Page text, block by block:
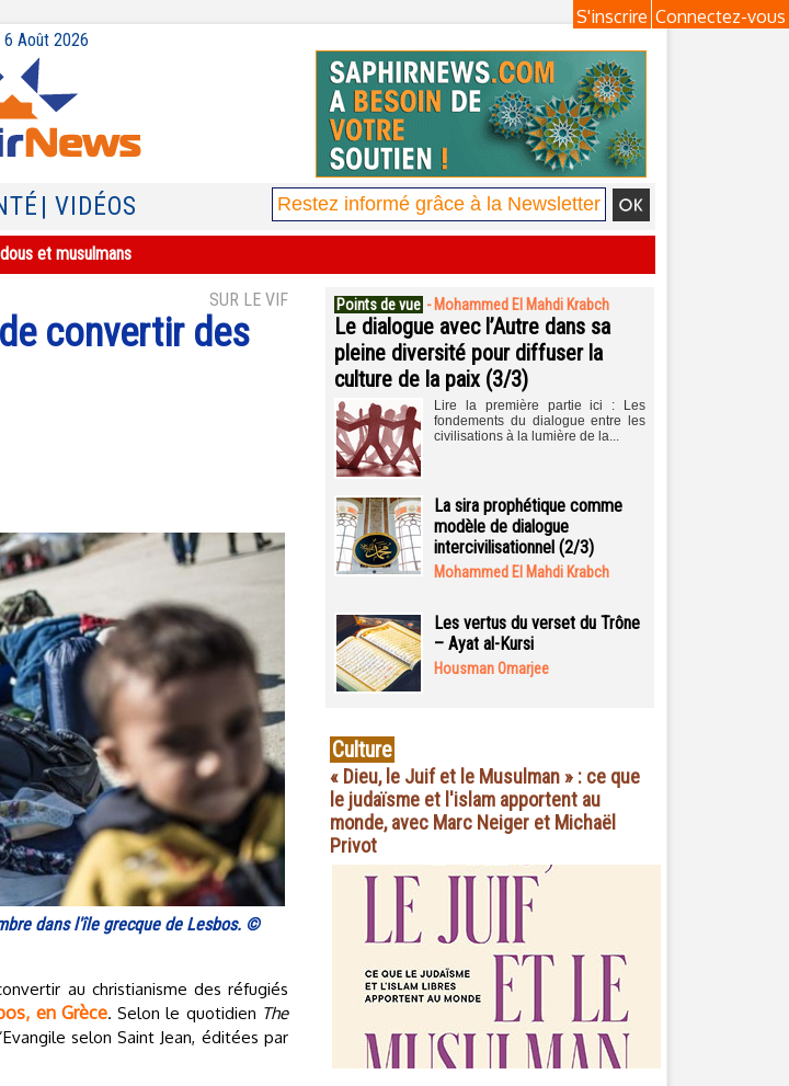
Connectez-vous
S'inscrire
Août 2026
| VIDÉOS
et musulmans
SUR LE VIF
convertir des
dans l'île grecque de Lesbos. ©
au christianisme des réfugiés
en Grèce. Selon le quotidien The
selon Saint Jean, éditées par
Points de vue - Mohammed El Mahdi Krabch
Le dialogue avec l’Autre dans sa
pleine diversité pour diffuser la
culture de la paix (3/3)
Lire la première partie ici : Les
fondements du dialogue entre les
civilisations à la lumière de la...
La sira prophétique comme
modèle de dialogue
intercivilisationnel (2/3)
Mohammed El Mahdi Krabch
Les vertus du verset du Trône
– Ayat al-Kursi
Housman Omarjee
Culture
« Dieu, le Juif et le Musulman » : ce que
le judaïsme et l'islam apportent au
monde, avec Marc Neiger et Michaël
Privot